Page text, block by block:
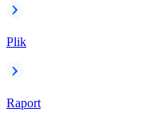
Plik
Raport